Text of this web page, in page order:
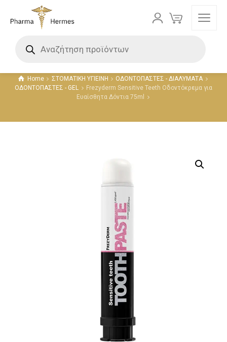
Home ΣΤΟΜΑΤΙΚΗ ΥΓΙΕΙΝΗ
ΟΔΟΝΤΟΠΑΣΤΕΣ - ΔΙΑΛΥΜΑΤΑ
ΟΔΟΝΤΟΠΑΣΤΕΣ - GEL
Frezyderm Sensitive Teeth Οδοντόκρεμα για
Ευαίσθητα Δόντια 75ml